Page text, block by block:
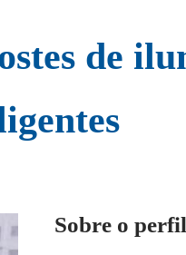
de
Sobre o